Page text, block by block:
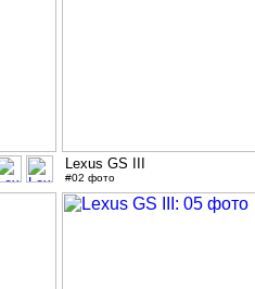
Lexus GS III
#02 фото